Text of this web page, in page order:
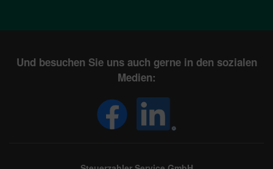
Und besuchen Sie uns auch gerne in den sozialen
Medien: